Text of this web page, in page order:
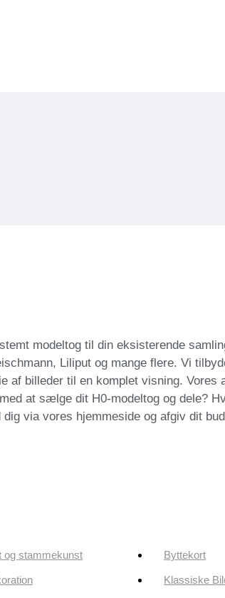
modeltog til din eksisterende
Liliput og mange flere. Vi
af billeder til en komplet visning.
at sælge dit H0-modeltog og dele?
via vores hjemmeside og afgiv dit
og stammekunst Byttekort
Klassiske